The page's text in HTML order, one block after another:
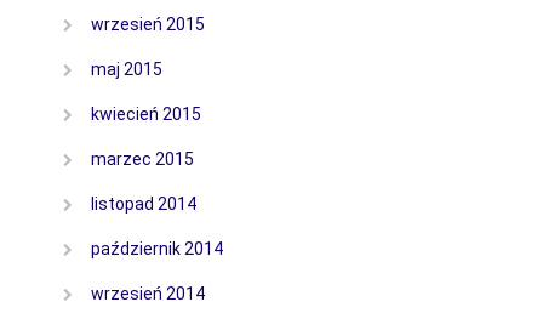
wrzesień 2015
maj 2015
kwiecień 2015
marzec 2015
listopad 2014
październik 2014
wrzesień 2014